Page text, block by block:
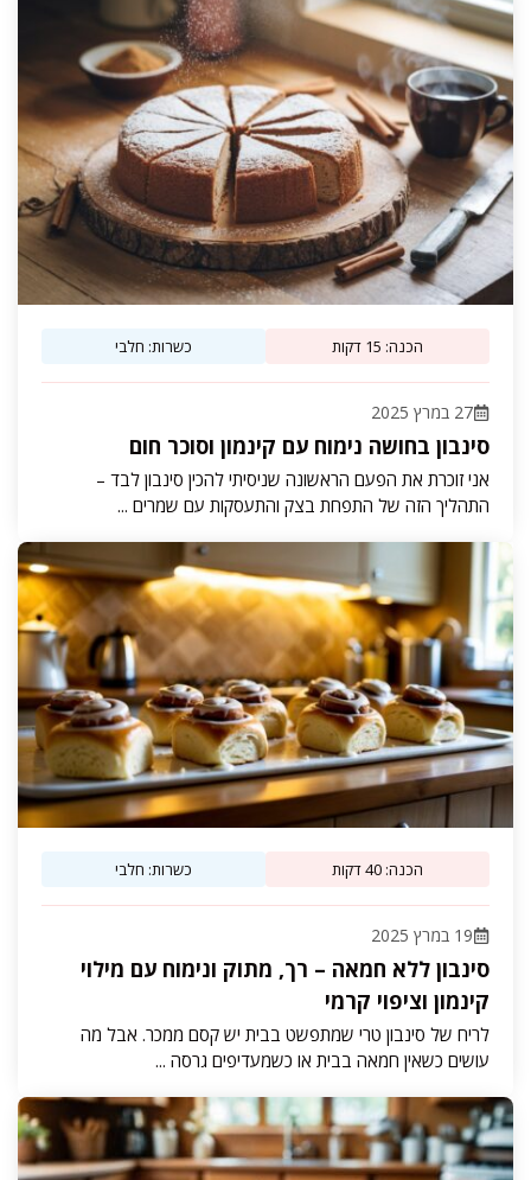
הכנה: 15 דקות כשרות: חלבי
27 במרץ 2025
סינבון בחושה נימוח עם קינמון וסוכר חום
אני זוכרת את הפעם הראשונה שניסיתי להכין סינבון לבד –
התהליך הזה של התפחת בצק והתעסקות עם שמרים ...
הכנה: 40 דקות כשרות: חלבי
19 במרץ 2025
סינבון ללא חמאה – רך, מתוק ונימוח עם מילוי
קינמון וציפוי קרמי
לריח של סינבון טרי שמתפשט בבית יש קסם ממכר. אבל מה
עושים כשאין חמאה בבית או כשמעדיפים גרסה ...